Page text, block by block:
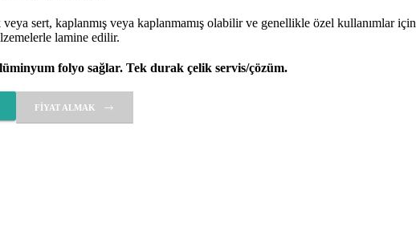
sert, kaplanmış veya kaplanmamış olabilir ve genellikle özel kullanımlar için
lamine edilir.
folyo sağlar. Tek durak çelik servis/çözüm.
FIYAT ALMAK